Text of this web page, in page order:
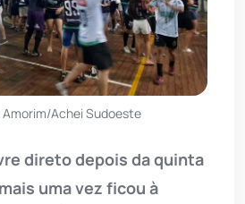
Amorim/Achei Sudoeste
direto depois da quinta
uma vez ficou à